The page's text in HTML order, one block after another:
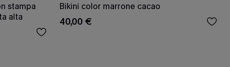
stampa
alta
Bikini color marrone cacao
40,00 €